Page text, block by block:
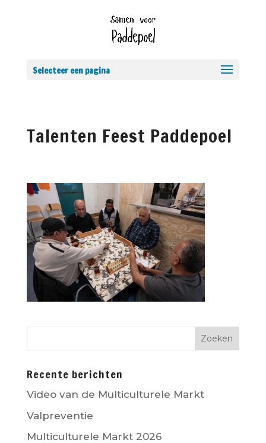
Selecteer een pagina
Talenten Feest Paddepoel
Recente berichten
Video van de Multiculturele Markt
Valpreventie
Multiculturele Markt 2026